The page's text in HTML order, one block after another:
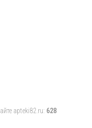
apteki82.ru: 628